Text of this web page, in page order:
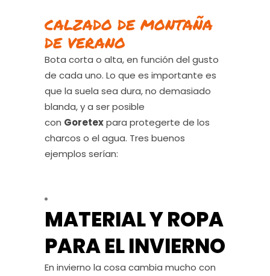
CALZADO DE MONTAÑA
DE VERANO
Bota corta o alta, en función del gusto
de cada uno. Lo que es importante es
que la suela sea dura, no demasiado
blanda, y a ser posible
con Goretexpara protegerte de los
charcos o el agua. Tres buenos
ejemplos serían:
MATERIAL Y ROPA
PARA EL INVIERNO
En invierno la cosa cambia mucho con